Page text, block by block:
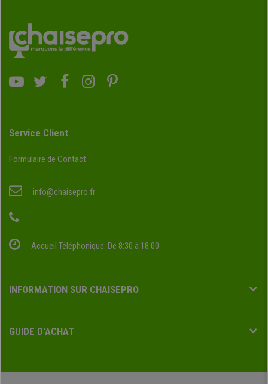
Service Client
Formulaire de Contact
info@chaisepro.fr
Accueil Téléphonique: De 8:30 à 18:00
INFORMATION SUR CHAISEPRO
GUIDE D'ACHAT